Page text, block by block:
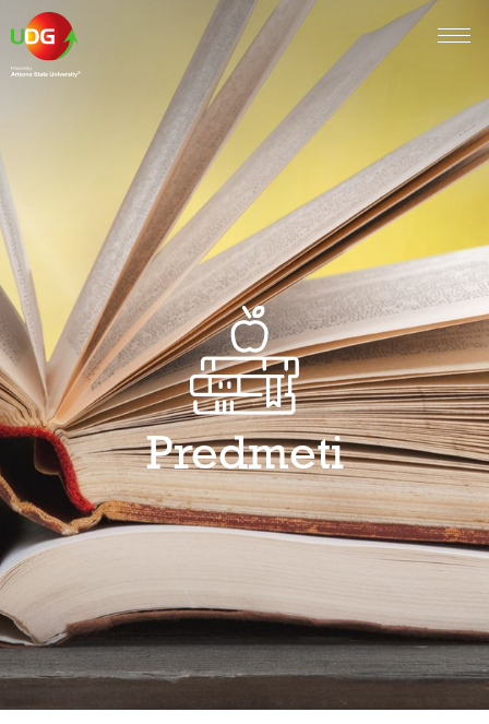
Predmeti